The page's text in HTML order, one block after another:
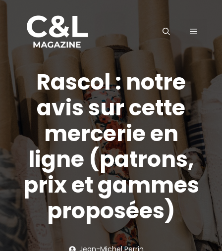
Aller
contenu
MENU
Rascol : notre
avis sur cette
mercerie en
ligne (patrons,
prix et gammes
proposées)
Jean-Michel Perrin